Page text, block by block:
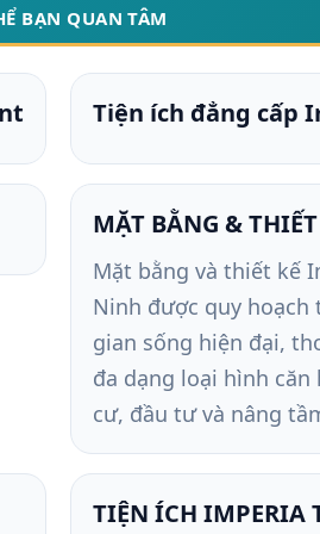
BẠN QUAN TÂM
Tiện ích đẳng cấp
MẶT BẰNG &
Mặt bằng và thiết kế
Ninh được quy
gian sống hiện đại,
đa dạng loại hình
cư, đầu tư và nâng
TIỆN ÍCH IMPERIA